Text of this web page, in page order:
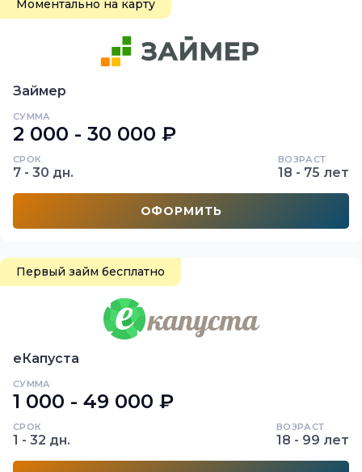
Моментально на карту
Займер
СУММА
2 000 - 30 000 ₽
СРОК
7 - 30 дн.
ВОЗРАСТ
18 - 75 лет
ОФОРМИТЬ
Первый займ бесплатно
еКапуста
СУММА
1 000 - 49 000 ₽
СРОК
1 - 32 дн.
ВОЗРАСТ
18 - 99 лет